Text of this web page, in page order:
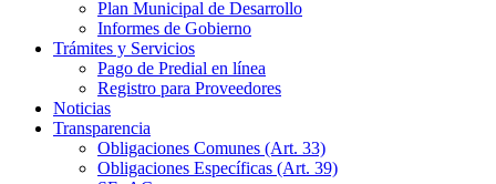
Plan Municipal de Desarrollo
Informes de Gobierno
Trámites y Servicios
Pago de Predial en línea
Registro para Proveedores
Noticias
Transparencia
Obligaciones Comunes (Art. 33)
Obligaciones Específicas (Art. 39)